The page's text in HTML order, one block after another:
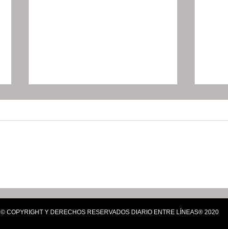
Inicia SIPDUS sustitución
de pavimento por
concreto hidráulico en el
© COPYRIGHT Y DERECHOS RESERVADOS DIARIO ENTRE LÍNEAS® 2020